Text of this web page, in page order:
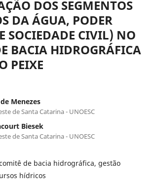
DOS SEGMENTOS
DA ÁGUA, PODER
SOCIEDADE CIVIL) NO
BACIA HIDROGRÁFICA
PEIXE
Menezes
de Santa Catarina - UNOESC
Biesek
de Santa Catarina - UNOESC
de bacia hidrográfica, gestão
hídricos